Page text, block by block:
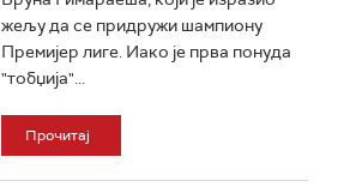
жељу да се придружи шампиону
Премијер лиге. Иако је прва понуда
"тобџија"...
Прочитај